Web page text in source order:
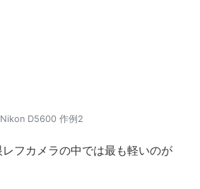
Nikon D5600 作例2
フカメラの中では最も軽いのが